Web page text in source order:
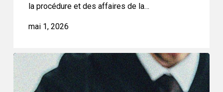
la procédure et des affaires de la…
mai 1, 2026
L’ACLC
reçoit
l’autorisation